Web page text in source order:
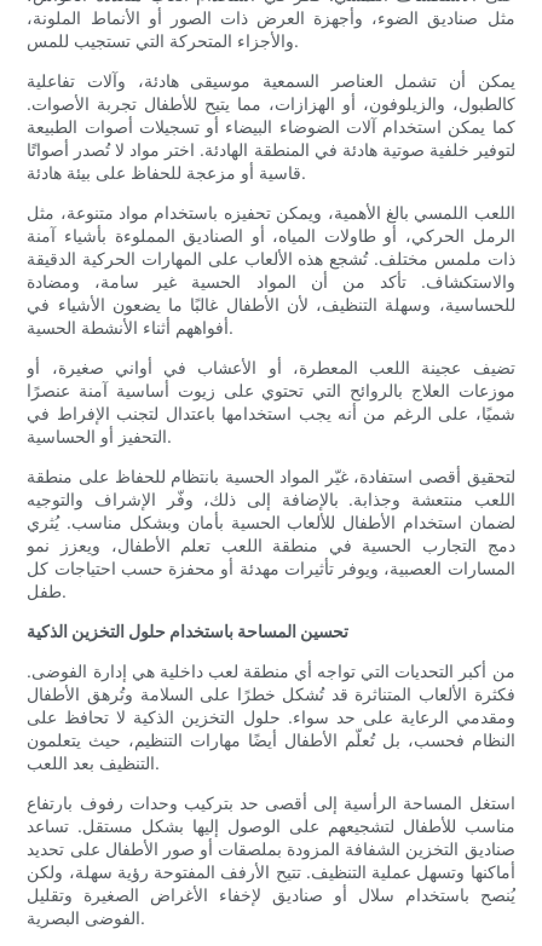
مثل صناديق الضوء، وأجهزة العرض ذات الصور أو الأنماط الملونة،
والأجزاء المتحركة التي تستجيب للمس.
يمكن أن تشمل العناصر السمعية موسيقى هادئة، وآلات تفاعلية
كالطبول، والزيلوفون، أو الهزازات، مما يتيح للأطفال تجربة الأصوات.
كما يمكن استخدام آلات الضوضاء البيضاء أو تسجيلات أصوات الطبيعة
لتوفير خلفية صوتية هادئة في المنطقة الهادئة. اختر مواد لا تُصدر أصواتًا
قاسية أو مزعجة للحفاظ على بيئة هادئة.
اللعب اللمسي بالغ الأهمية، ويمكن تحفيزه باستخدام مواد متنوعة، مثل
الرمل الحركي، أو طاولات المياه، أو الصناديق المملوءة بأشياء آمنة
ذات ملمس مختلف. تُشجع هذه الألعاب على المهارات الحركية الدقيقة
والاستكشاف. تأكد من أن المواد الحسية غير سامة، ومضادة
للحساسية، وسهلة التنظيف، لأن الأطفال غالبًا ما يضعون الأشياء في
أفواههم أثناء الأنشطة الحسية.
تضيف عجينة اللعب المعطرة، أو الأعشاب في أواني صغيرة، أو
موزعات العلاج بالروائح التي تحتوي على زيوت أساسية آمنة عنصرًا
شميًا، على الرغم من أنه يجب استخدامها باعتدال لتجنب الإفراط في
التحفيز أو الحساسية.
لتحقيق أقصى استفادة، غيّر المواد الحسية بانتظام للحفاظ على منطقة
اللعب منتعشة وجذابة. بالإضافة إلى ذلك، وفّر الإشراف والتوجيه
لضمان استخدام الأطفال للألعاب الحسية بأمان وبشكل مناسب. يُثري
دمج التجارب الحسية في منطقة اللعب تعلم الأطفال، ويعزز نمو
المسارات العصبية، ويوفر تأثيرات مهدئة أو محفزة حسب احتياجات كل
طفل.
تحسين المساحة باستخدام حلول التخزين الذكية
من أكبر التحديات التي تواجه أي منطقة لعب داخلية هي إدارة الفوضى.
فكثرة الألعاب المتناثرة قد تُشكل خطرًا على السلامة وتُرهق الأطفال
ومقدمي الرعاية على حد سواء. حلول التخزين الذكية لا تحافظ على
النظام فحسب، بل تُعلّم الأطفال أيضًا مهارات التنظيم، حيث يتعلمون
التنظيف بعد اللعب.
استغل المساحة الرأسية إلى أقصى حد بتركيب وحدات رفوف بارتفاع
مناسب للأطفال لتشجيعهم على الوصول إليها بشكل مستقل. تساعد
صناديق التخزين الشفافة المزودة بملصقات أو صور الأطفال على تحديد
أماكنها وتسهل عملية التنظيف. تتيح الأرفف المفتوحة رؤية سهلة، ولكن
يُنصح باستخدام سلال أو صناديق لإخفاء الأغراض الصغيرة وتقليل
الفوضى البصرية.